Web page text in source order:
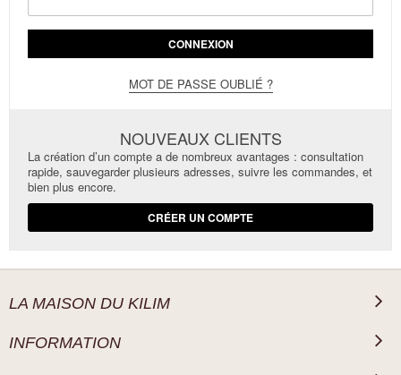
CONNEXION
MOT DE PASSE OUBLIÉ ?
NOUVEAUX CLIENTS
La création d’un compte a de nombreux avantages : consultation
rapide, sauvegarder plusieurs adresses, suivre les commandes, et
bien plus encore.
CRÉER UN COMPTE
LA MAISON DU KILIM
INFORMATION